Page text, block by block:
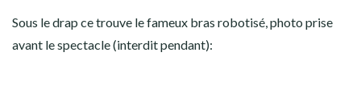
Sous le drap ce trouve le fameux bras robotisé, photo prise
avant le spectacle (interdit pendant):